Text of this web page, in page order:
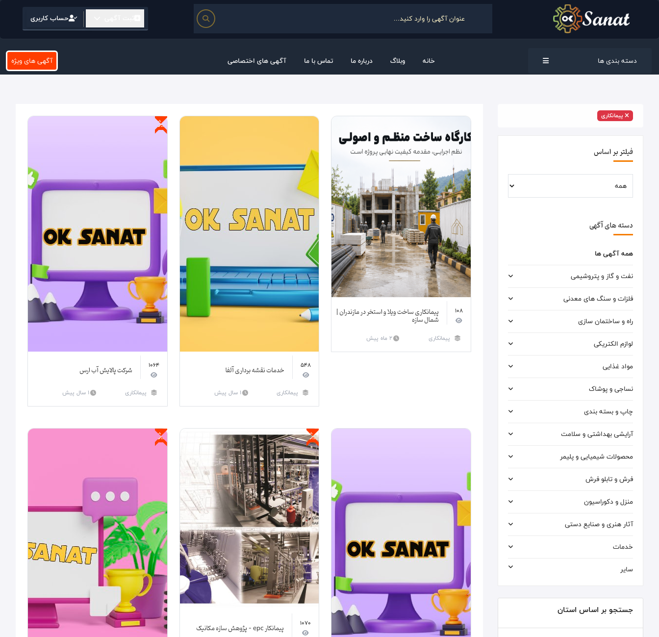
حساب کاربری
دسته بندی ها خانه وبلاگ درباره ما تماس با ما آگهی های اختصاصی آگهی های ویژه
پیمانکاری
فیلتر بر اساس
دسته های آگهی
همه آگهی ها
نفت و گاز و پتروشیمی
فلزات و سنگ های معدنی
راه و ساختمان سازی
لوازم الکتریکی
مواد غذایی
نساجی و پوشاک
چاپ و بسته بندی
آرایشی بهداشتی و سلامت
محصولات شیمیایی و پلیمر
فرش و تابلو فرش
منزل و دکوراسیون
آثار هنری و صنایع دستی
خدمات
سایر
جستجو بر اساس استان
108 پیمانکاری ساخت ویلا و استخر در مازندران |
شمال سازه
پیمانکاری 2 ماه پیش
548 خدمات نقشه برداری آلفا
پیمانکاری 1 سال پیش
ویژه
1064 شرکت پالایش آب ارس
پیمانکاری 1 سال پیش
ویژه
1070 پیمانکار epc - پژوهش سازه مکانیک
ویژه